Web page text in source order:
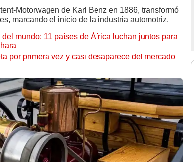
Motorwagen de Karl Benz en 1886, transformó
marcando el inicio de la industria automotriz.
mundo: 11 países de África luchan juntos para
por primera vez y casi desaparece del mercado